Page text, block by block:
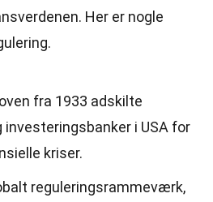
Her er nogle
fra 1933 adskilte
investeringsbanker i USA for
kriser.
reguleringsrammeværk,